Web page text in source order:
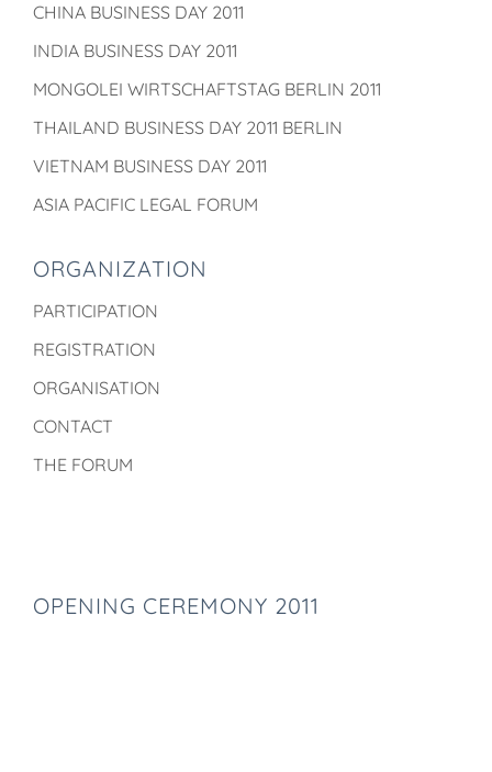
CHINA BUSINESS DAY 2011
INDIA BUSINESS DAY 2011
MONGOLEI WIRTSCHAFTSTAG BERLIN 2011
THAILAND BUSINESS DAY 2011 BERLIN
VIETNAM BUSINESS DAY 2011
ASIA PACIFIC LEGAL FORUM
ORGANIZATION
PARTICIPATION
REGISTRATION
ORGANISATION
CONTACT
THE FORUM
OPENING CEREMONY 2011